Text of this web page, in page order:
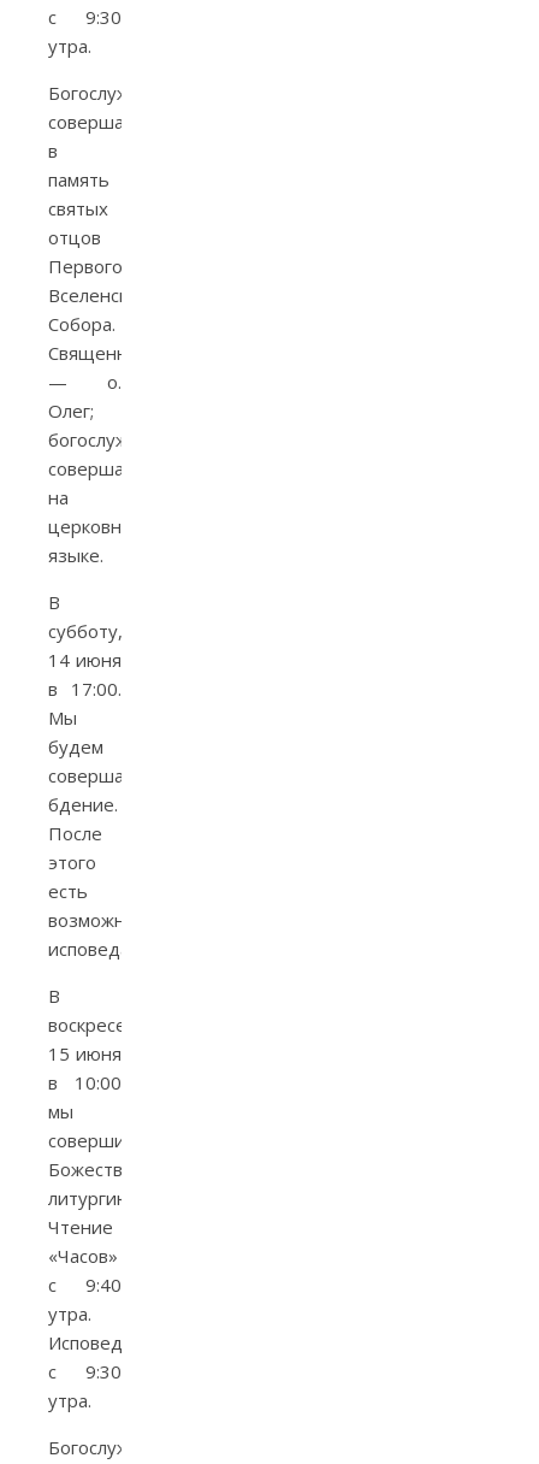
с 9:30
утра.
Богослужения
совершаются
в
память
святых
отцов
Первого
Вселенского
Собора.
Священник
— о.
Олег;
богослужение
совершается
на
церковнославянском
языке.
В
субботу,
14 июня
в 17:00.
Мы
будем
совершать
бдение.
После
этого
есть
возможность
исповедаться.
В
воскресенье,
15 июня
в 10:00
мы
совершим
Божественную
литургию.
Чтение
«Часов»
с 9:40
утра.
Исповедь
с 9:30
утра.
Богослужения